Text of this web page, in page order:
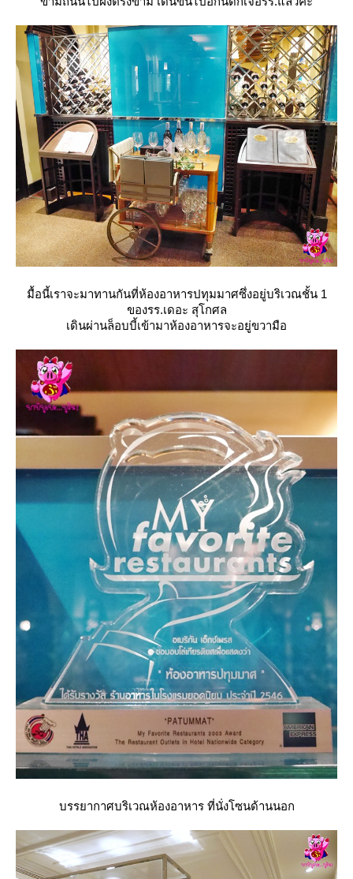
มื้อนี้เราจะมาทานกันที่ห้องอาหารปทุมมาศซึ่งอยู่บริเวณชั้น 1
ของรร.เดอะ สุโกศล
เดินผ่านล็อบบี้เข้ามาห้องอาหารจะอยู่ขวามือ
บรรยากาศบริเวณห้องอาหาร ที่นั่งโซนด้านนอก